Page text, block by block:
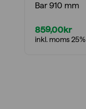
Bar 910 mm
859,00kr
inkl. moms 25%